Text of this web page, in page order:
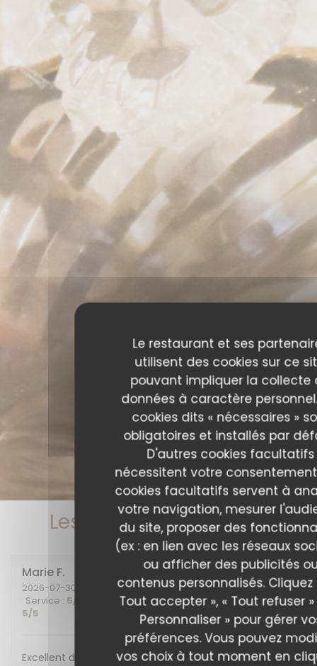
Le restaurant et ses
utilisent des cookies sur ce
pouvant impliquer la collecte
données à caractère
cookies dits « nécessaires »
obligatoires et installés par
D'autres cookies facultatifs
nécessitent votre
cookies facultatifs servent à
votre navigation, mesurer
du site, proposer des
(ex : en lien avec les réseaux
ou afficher des publicités
contenus personnalisés. Cliquez
Tout accepter », « Tout refuser »
Personnaliser » pour gérer
préférences. Vous pouvez
vos choix à tout moment en
Les avis de nos clients
Marie F
2026-07-30
- 20:00 - Couverts 2
Service : 5/5 Ambiance: 5 /5 Cuisine: 5 /5 Qualité / Prix:
5/5
Excellent diner et excellente soirée, nous